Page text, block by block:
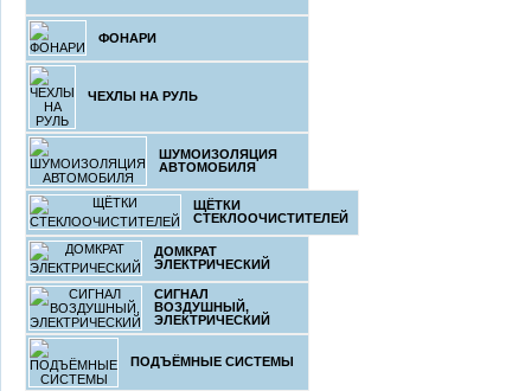
ФОНАРИ
ЧЕХЛЫ НА РУЛЬ
ШУМОИЗОЛЯЦИЯ
АВТОМОБИЛЯ
ЩЁТКИ
СТЕКЛООЧИСТИТЕЛЕЙ
ДОМКРАТ
ЭЛЕКТРИЧЕСКИЙ
СИГНАЛ
ВОЗДУШНЫЙ,
ЭЛЕКТРИЧЕСКИЙ
ПОДЪЁМНЫЕ СИСТЕМЫ